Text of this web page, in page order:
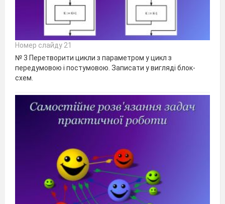
Номер слайду 21
№ 3 Перетворити цикли з параметром у цикл з
передумовою і постумовою. Записати у вигляді блок-
схем.